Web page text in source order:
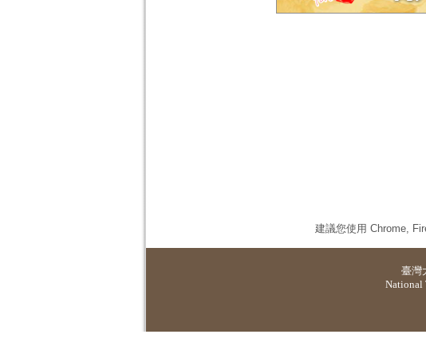
建議您使用 Chrome,
臺灣
National